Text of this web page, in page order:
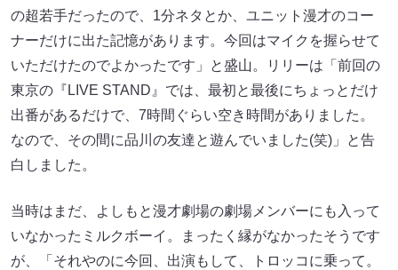
の超若手だったので、1分ネタとか、ユニット漫才のコー
ナーだけに出た記憶があります。今回はマイクを握らせて
いただけたのでよかったです」と盛山。リリーは「前回の
東京の『LIVE STAND』では、最初と最後にちょっとだけ
出番があるだけで、7時間ぐらい空き時間がありました。
なので、その間に品川の友達と遊んでいました(笑)」と告
白しました。
当時はまだ、よしもと漫才劇場の劇場メンバーにも入って
いなかったミルクボーイ。まったく縁がなかったそうです
が、「それやのに今回、出演もして、トロッコに乗って。